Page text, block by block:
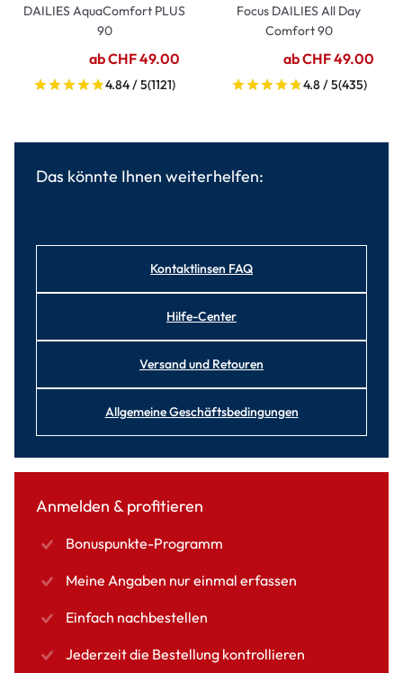
DAILIES AquaComfort PLUS
90
ab CHF 49.00
4.84 / 5(1121)
Focus DAILIES All Day
Comfort 90
ab CHF 49.00
4.8 / 5(435)
Das könnte Ihnen weiterhelfen:
Kontaktlinsen FAQ
Hilfe-Center
Versand und Retouren
Allgemeine Geschäftsbedingungen
Anmelden & profitieren
Bonuspunkte-Programm
Meine Angaben nur einmal erfassen
Einfach nachbestellen
Jederzeit die Bestellung kontrollieren